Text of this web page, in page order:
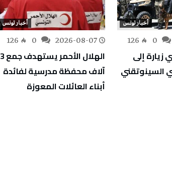
أخبار تونس
126
زيارة إلى
السينوتقني
أخبار تونس
2026-08-07
126
الهلال الأحمر يستهدف جمع 3
آلاف محفظة مدرسية لفائدة
أبناء العائلات المعوزة